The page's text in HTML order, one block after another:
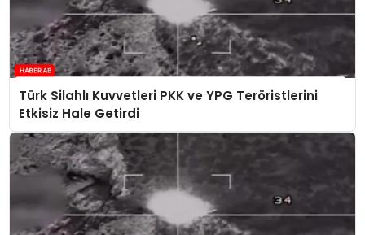
Türk Silahlı Kuvvetleri PKK ve YPG Teröristlerini
Etkisiz Hale Getirdi